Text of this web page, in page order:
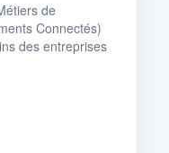
de
Connectés)
des entreprises